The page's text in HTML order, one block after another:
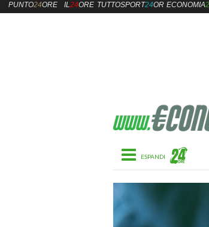
Toggle
PUNTO24ORE IL24ORE TUTTOSPORT24OREECONOMIA